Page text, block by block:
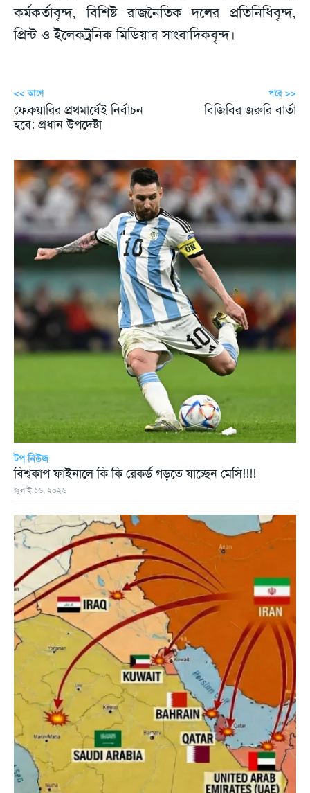
কর্মকর্তাবৃন্দ, বিশিষ্ট রাজনৈতিক দলের প্রতিনিধিবৃন্দ,
প্রিন্ট ও ইলেকট্রনিক মিডিয়ার সাংবাদিকবৃন্দ।
<< আগে
ফেব্রুয়ারির প্রথমার্ধেই নির্বাচন
হবে: প্রধান উপদেষ্টা
পরে >>
বিজিবির জরুরি বার্তা
টপ নিউজ
বিশ্বকাপ ফাইনালে কি কি রেকর্ড গড়তে যাচ্ছেন মেসি!!!!
জুলাই ১৬, ২০২৬